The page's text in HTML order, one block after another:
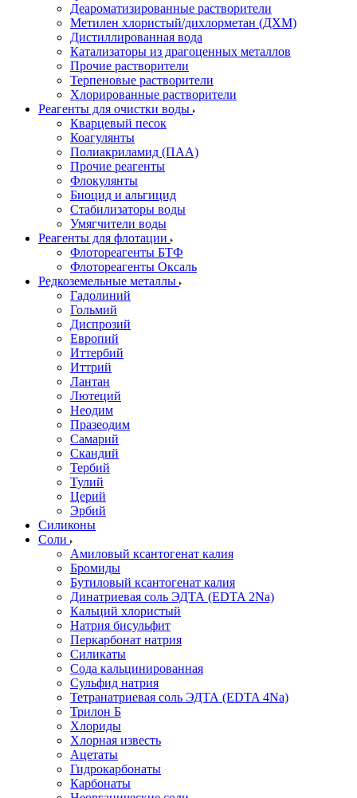
Деароматизированные растворители
Метилен хлористый/дихлорметан (ДХМ)
Дистиллированная вода
Катализаторы из драгоценных металлов
Прочие растворители
Терпеновые растворители
Хлорированные растворители
Реагенты для очистки воды
Кварцевый песок
Коагулянты
Полиакриламид (ПАА)
Прочие реагенты
Флокулянты
Биоцид и альгицид
Стабилизаторы воды
Умягчители воды
Реагенты для флотации
Флотореагенты БТФ
Флотореагенты Оксаль
Редкоземельные металлы
Гадолиний
Гольмий
Диспрозий
Европий
Иттербий
Иттрий
Лантан
Лютеций
Неодим
Празеодим
Самарий
Скандий
Тербий
Тулий
Церий
Эрбий
Силиконы
Соли
Амиловый ксантогенат калия
Бромиды
Бутиловый ксантогенат калия
Динатриевая соль ЭДТА (EDTA 2Na)
Кальций хлористый
Натрия бисульфит
Перкарбонат натрия
Силикаты
Сода кальцинированная
Сульфид натрия
Тетранатриевая соль ЭДТА (EDTA 4Na)
Трилон Б
Хлориды
Хлорная известь
Ацетаты
Гидрокарбонаты
Карбонаты